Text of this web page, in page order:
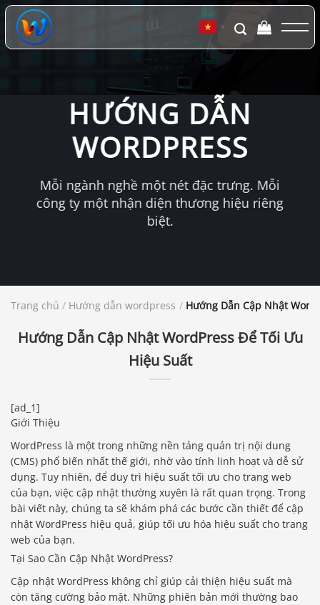
Chuyển
đến
dung
▼
HƯỚNG DẪN
WORDPRESS
Mỗi ngành nghề một nét đặc trưng. Mỗi
công ty một nhận diện thương hiệu riêng
biệt.
Trang chủ / Hướng dẫn wordpress / Hướng Dẫn Cập Nhật
Hướng Dẫn Cập Nhật WordPress Để Tối Ưu
Hiệu Suất
[ad_1]
Giới Thiệu
WordPress là một trong những nền tảng quản trị nội dung
(CMS) phổ biến nhất thế giới, nhờ vào tính linh hoạt và dễ sử
dụng. Tuy nhiên, để duy trì hiệu suất tối ưu cho trang web
của bạn, việc cập nhật thường xuyên là rất quan trọng. Trong
bài viết này, chúng ta sẽ khám phá các bước cần thiết để cập
nhật WordPress hiệu quả, giúp tối ưu hóa hiệu suất cho trang
web của bạn.
Tại Sao Cần Cập Nhật WordPress?
Cập nhật WordPress không chỉ giúp cải thiện hiệu suất mà
còn tăng cường bảo mật. Những phiên bản mới thường bao